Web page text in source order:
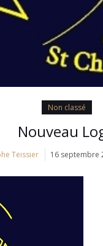
Non classé
Nouveau
Teissier 16 septembre